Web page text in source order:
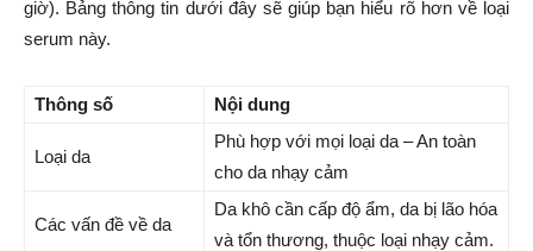
giờ). Bảng thông tin dưới đây sẽ giúp bạn hiểu rõ hơn về loại
serum này.
Thông số Nội dung
Loại da
Phù hợp với mọi loại da – An toàn
cho da nhạy cảm
Các vấn đề về da
Da khô cần cấp độ ẩm, da bị lão hóa
và tổn thương, thuộc loại nhạy cảm.